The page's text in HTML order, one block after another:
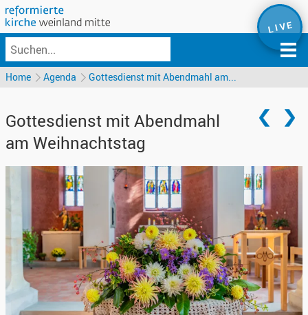
L I V E
Home Agenda Gottesdienst mit Abendmahl am...
Gottesdienst mit Abendmahl
am Weihnachtstag